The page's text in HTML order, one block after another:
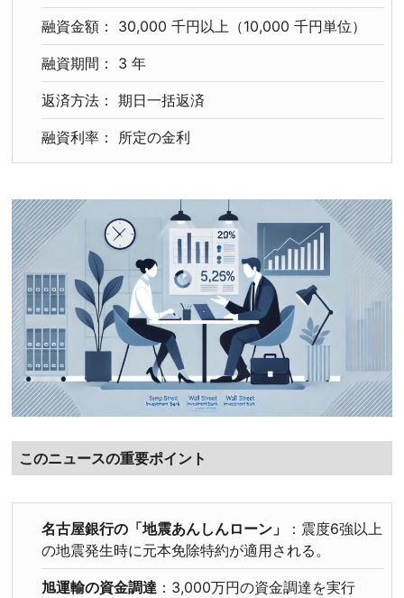
融資金額： 30,000 千円以上（10,000 千円単位）
融資期間： 3 年
返済方法： 期日一括返済
融資利率： 所定の金利
このニュースの重要ポイント
名古屋銀行の「地震あんしんローン」
：震度6強以上
の地震発生時に元本免除特約が適用される。
旭運輸の資金調達 ：3,000万円の資金調達を実行